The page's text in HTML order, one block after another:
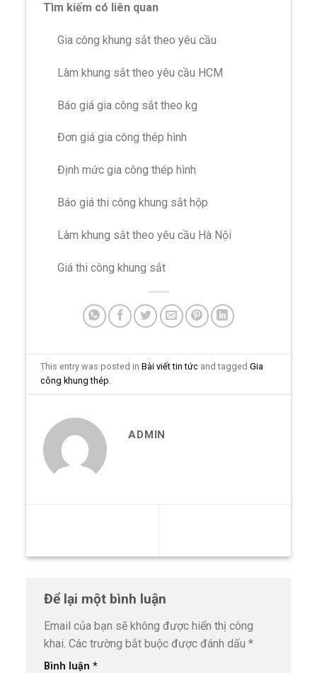
Tìm kiếm có liên quan
Gia công khung sắt theo yêu cầu
Làm khung sắt theo yêu cầu HCM
Báo giá gia công sắt theo kg
Đơn giá gia công thép hình
Định mức gia công thép hình
Báo giá thi công khung sắt hộp
Làm khung sắt theo yêu cầu Hà Nội
Giá thi công khung sắt
This entry was posted in Bài viết tin tứcand tagged Gia
công khung thép
ADMIN
Để lại một bình luận
Email của bạn sẽ không được hiển thị công
khai. Các trường bắt buộc được đánh dấu*
Bình luận*